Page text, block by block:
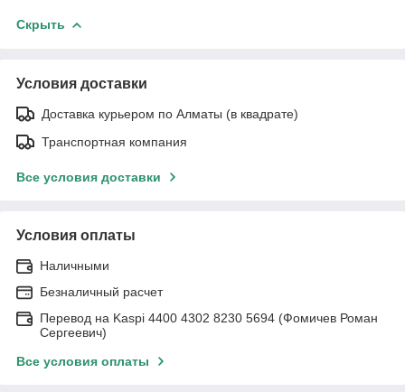
Скрыть
Условия доставки
Доставка курьером по Алматы (в квадрате)
Транспортная компания
Все условия доставки
Условия оплаты
Наличными
Безналичный расчет
Перевод на Kaspi 4400 4302 8230 5694 (Фомичев Роман
Сергеевич)
Все условия оплаты